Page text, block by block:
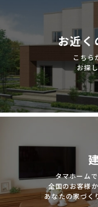
お近く
こちら
お探
タマホーム
全国のお客様
あなたの家づく